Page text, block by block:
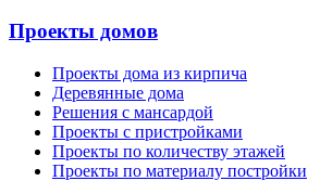
Проекты домов
Проекты дома из кирпича
Деревянные дома
Решения с мансардой
Проекты с пристройками
Проекты по количеству этажей
Проекты по материалу постройки